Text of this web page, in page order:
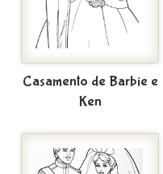
Casamento de Barbie e
Ken